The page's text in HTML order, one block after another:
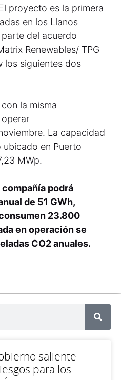
proyecto es la primera
en los Llanos
del acuerdo
Renewables/ TPG
los siguientes dos
la misma
La capacidad
en Puerto
MWp.
podrá
de 51 GWh,
23.800
en operación se
CO2 anuales.
saliente
para los